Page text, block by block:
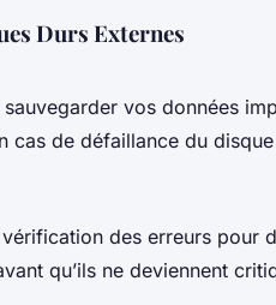
Durs Externes
vos données
cas de défaillance du
des erreurs pour
qu’ils ne deviennent